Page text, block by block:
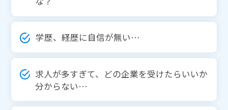
学歴、経歴に自信が無い…
求人が多すぎて、どの企業を受けたらいいか
分からない…